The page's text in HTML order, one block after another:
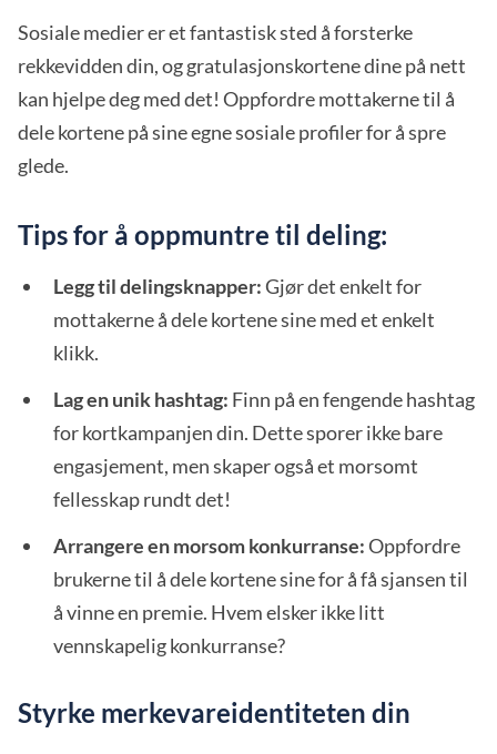
Sosiale medier er et fantastisk sted å forsterke
rekkevidden din, og gratulasjonskortene dine på nett
kan hjelpe deg med det! Oppfordre mottakerne til å
dele kortene på sine egne sosiale profiler for å spre
glede.
Tips for å oppmuntre til deling:
Legg til delingsknapper:Gjør det enkelt for
mottakerne å dele kortene sine med et enkelt
klikk.
Lag en unik hashtag: Finn på en fengende hashtag
for kortkampanjen din. Dette sporer ikke bare
engasjement, men skaper også et morsomt
fellesskap rundt det!
Arrangere en morsom konkurranse:Oppfordre
brukerne til å dele kortene sine for å få sjansen til
å vinne en premie. Hvem elsker ikke litt
vennskapelig konkurranse?
Styrke merkevareidentiteten din